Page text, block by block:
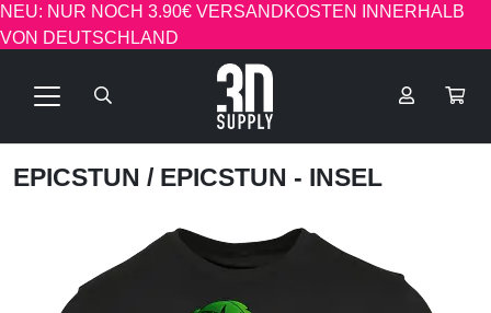
NEU: NUR NOCH 3.90€ VERSANDKOSTEN INNERHALB
VON DEUTSCHLAND
EPICSTUN / EPICSTUN - INSEL